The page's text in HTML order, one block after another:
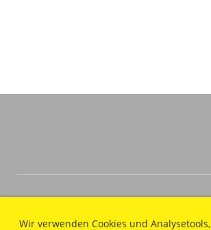
Wir verwenden Cookies und Analysetools,